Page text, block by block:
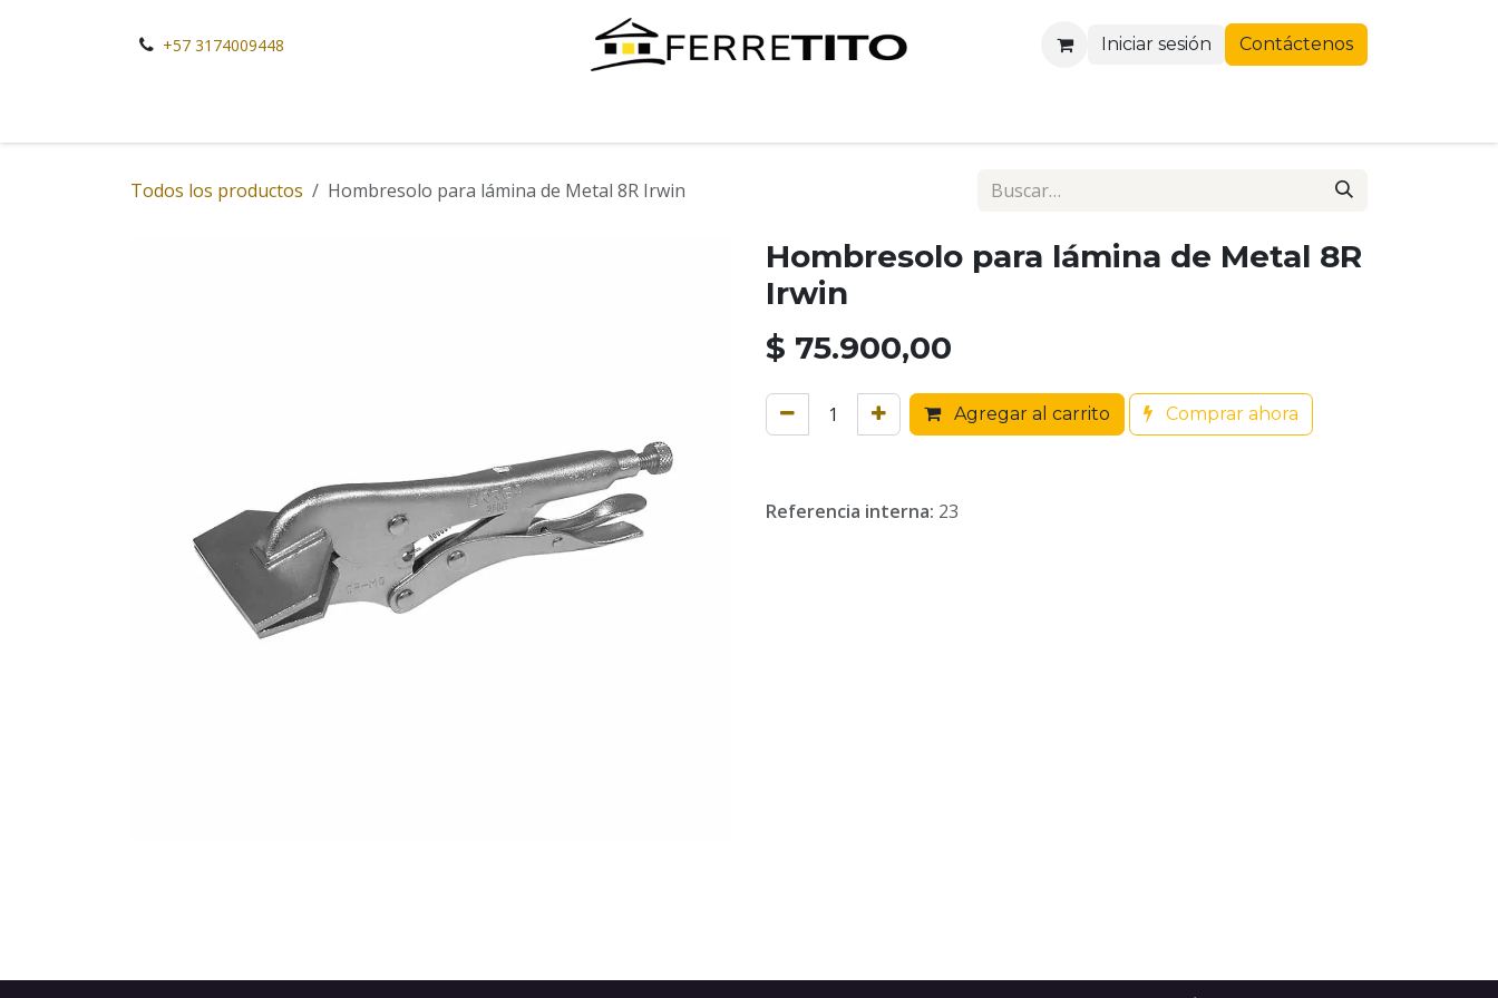
+57 3174009448
Iniciar sesión Contáctenos
Todos los productos Hombresolo para lámina de Metal 8R Irwin
Hombresolo para lámina de Metal 8R
Irwin
$ 75.900,00
Agregar al carrito Comprar ahora
Referencia interna: 23